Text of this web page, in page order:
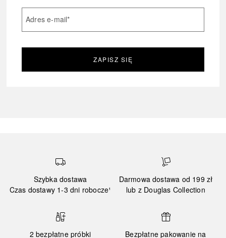
Adres e-mail*
ZAPISZ SIĘ
Szybka dostawa
Czas dostawy 1-3 dni robocze¹
Darmowa dostawa od 199 zł
lub z Douglas Collection
2 bezpłatne próbki Bezpłatne pakowanie na